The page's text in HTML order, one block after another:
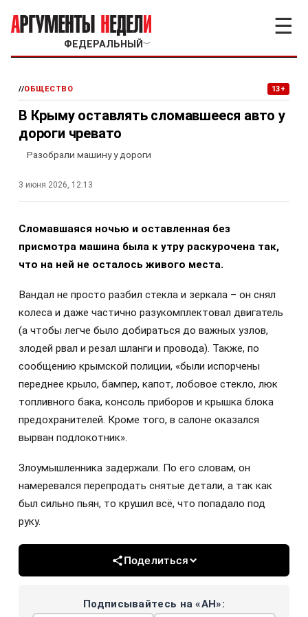
ФЕДЕРАЛЬНЫЙ ﹀
☰
//ОБЩЕСТВО 13+
В Крыму оставлять сломавшееся авто у
дороги чревато
Разобрали машину у дороги
3 июня 2026, 12:13
Сломавшаяся ночью и оставленная без
присмотра машина была к утру раскурочена так,
что на ней не осталось живого места.
Вандал не просто разбил стекла и зеркала – он снял
колеса и даже частично разукомплектовал двигатель
(а чтобы легче было добираться до важных узлов,
злодей рвал и резал шланги и провода). Также, по
сообщению крымской полиции, «были испорчены
переднее крыло, бампер, капот, лобовое стекло, люк
топливного бака, консоль приборов и крышка блока
предохранителей. Кроме того, в салоне оказался
вырван подлокотник».
Злоумышленника задержали. По его словам, он
намеревался перепродать снятые детали, а так как
был сильно пьян, то крушил всё, что попадало под
руку.
Поделиться
Подписывайтесь на «АН»: